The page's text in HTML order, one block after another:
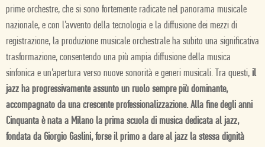
prime orchestre, che si sono fortemente radicate nel panorama musicale
nazionale, e con l’avvento della tecnologia e la diffusione dei mezzi di
registrazione, la produzione musicale orchestrale ha subito una significativa
trasformazione, consentendo una più ampia diffusione della musica
sinfonica e un’apertura verso nuove sonorità e generi musicali. Tra questi, il
jazz ha progressivamente assunto un ruolo sempre più dominante,
accompagnato da una crescente professionalizzazione. Alla fine degli anni
Cinquanta è nata a Milano la prima scuola di musica dedicata al jazz,
fondata da Giorgio Gaslini, forse il primo a dare al jazz la stessa dignità